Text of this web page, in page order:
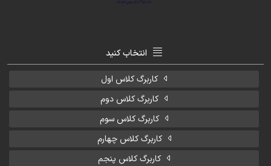
انتخاب کنید
کاربرگ کلاس اول
کاربرگ کلاس دوم
کاربرگ کلاس سوم
کاربرگ کلاس چهارم
کاربرگ کلاس پنجم